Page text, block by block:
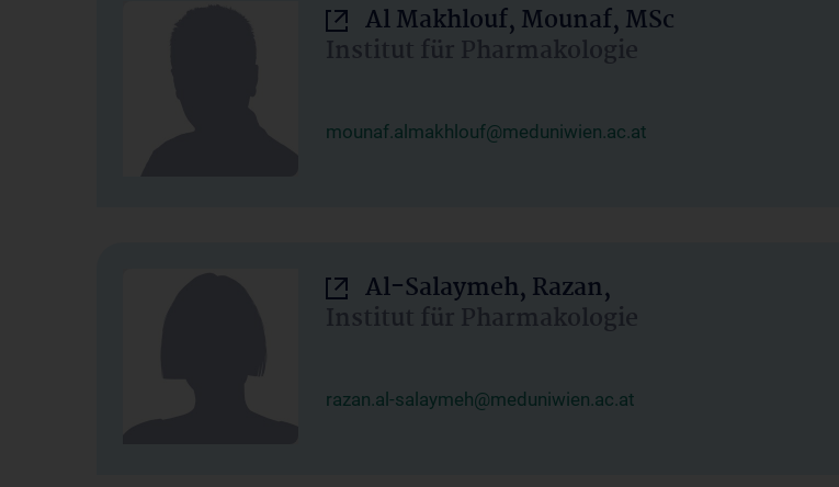
Al Makhlouf, Mounaf, MSc
Institut für Pharmakologie
mounaf.almakhlouf@meduniwien.ac.at
Al-Salaymeh, Razan,
Institut für Pharmakologie
razan.al-salaymeh@meduniwien.ac.at